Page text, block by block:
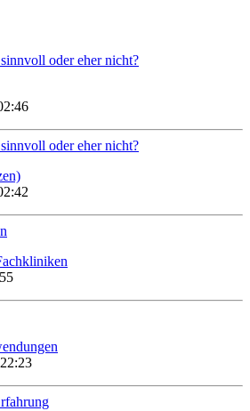
oder eher nicht?
oder eher nicht?